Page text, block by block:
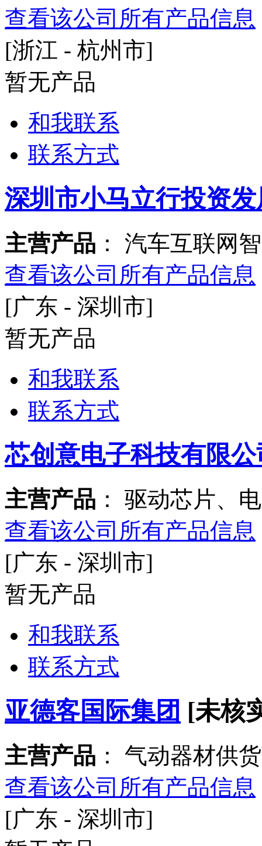
查看该公司所有产品信息
[浙江 - 杭州市]
暂无产品
和我联系
联系方式
深圳市小马立行投资
主营产品 ： 汽车互联网
查看该公司所有产品信息
[广东 - 深圳市]
暂无产品
和我联系
联系方式
芯创意电子科技有限公
主营产品 ： 驱动芯片、
查看该公司所有产品信息
[广东 - 深圳市]
暂无产品
和我联系
联系方式
亚德客国际集团 [未核
主营产品 ： 气动器材供
查看该公司所有产品信息
[广东 - 深圳市]